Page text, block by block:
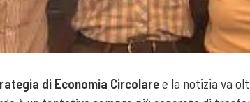
di Economia Circolaree la notizia va